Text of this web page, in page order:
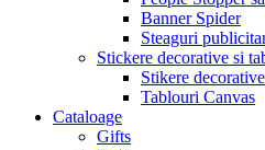
Banner Spider
Steaguri
Stickere decorative si
Stikere decorative
Tablouri Canvas
Cataloage
Gifts